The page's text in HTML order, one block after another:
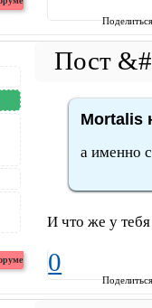
Mortalis
а именно
И что же у тебя
0